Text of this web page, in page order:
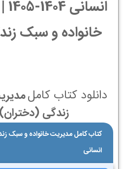
خانواده و سبک
دانلود کتاب کامل
زندگی
کتاب کامل مدیریت خانواده و سبک
انسانی